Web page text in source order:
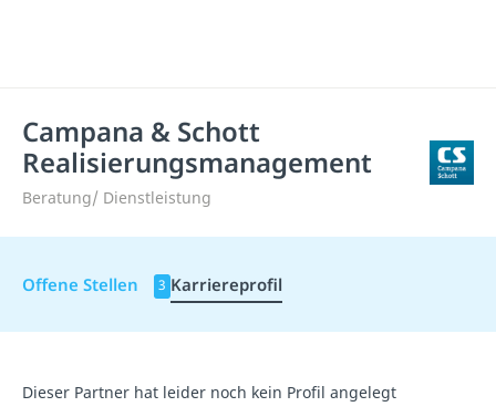
Campana & Schott
Realisierungsmanagement
Beratung/ Dienstleistung
Offene Stellen 3 Karriereprofil
Dieser Partner hat leider noch kein Profil angelegt